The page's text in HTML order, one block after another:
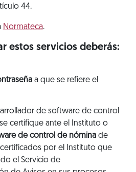
44.
Normateca.
estos servicios deberás:
a que se refiere el
de software de control
certifique ante el Instituto o
de control de nóminade
por el Instituto que
el Servicio de